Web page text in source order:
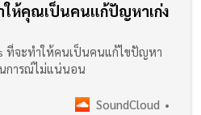
ให้คุณเป็นคนแก้ปัญหาเก่ง
ที่จะทำให้คนเป็นคนแก้ไขปัญหา
การณ์ไม่แน่นอน
SoundCloud